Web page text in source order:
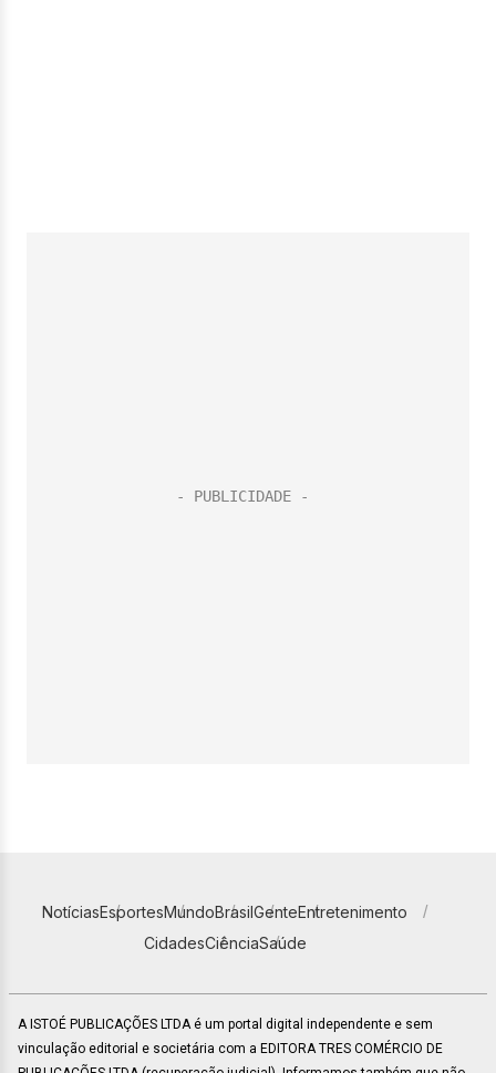
NotíciasEsportesMundoBrasilGenteEntretenimento
CidadesCiênciaSaúde
A ISTOÉ PUBLICAÇÕES LTDA é um portal digital independente e sem
vinculação editorial e societária com a EDITORA TRES COMÉRCIO DE